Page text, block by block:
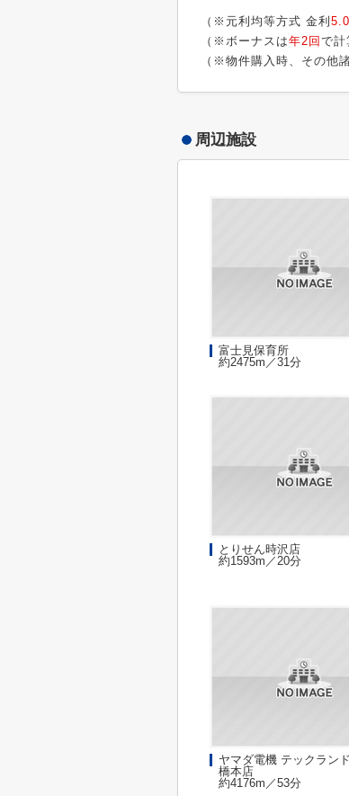
（※元利均等方式 金利
（※ボーナスは年2回 で計
（※物件購入時、その他
周辺施設
富士見保育所
約2475m／31分
とりせん時沢店
約1593m／20分
ヤマダ電機 テックラン
橋本店
約4176m／53分